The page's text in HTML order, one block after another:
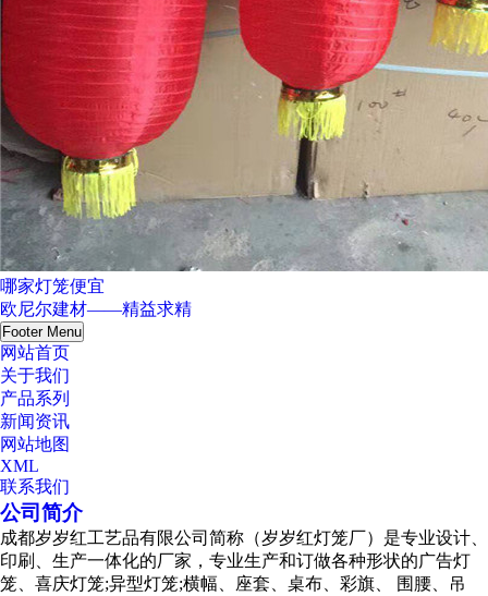
哪家灯笼便宜
欧尼尔建材——精益求精
Footer Menu
网站首页
关于我们
产品系列
新闻资讯
网站地图
XML
联系我们
公司简介
成都岁岁红工艺品有限公司简称（岁岁红灯笼厂）是专业设计、
印刷、生产一体化的厂家，专业生产和订做各种形状的广告灯
笼、喜庆灯笼;异型灯笼;横幅、座套、桌布、彩旗、 围腰、吊